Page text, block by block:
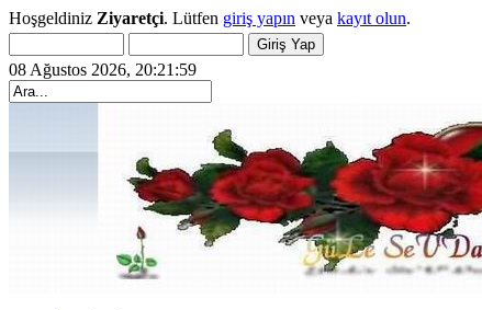
Hoşgeldiniz Ziyaretçi. Lütfen giriş yapın veya kayıt olun.
08 Ağustos 2026, 20:21:59